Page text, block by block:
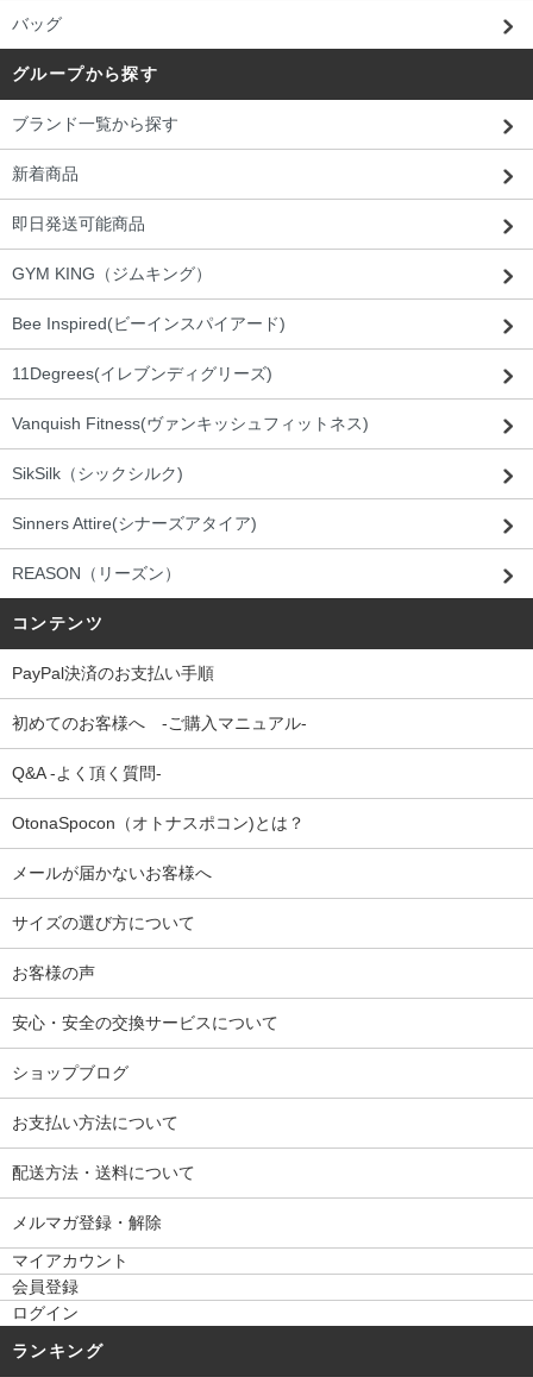
バッグ
グループから探す
ブランド一覧から探す
新着商品
即日発送可能商品
GYM KING（ジムキング）
Bee Inspired(ビーインスパイアード)
11Degrees(イレブンディグリーズ)
Vanquish Fitness(ヴァンキッシュフィットネス)
SikSilk（シックシルク)
Sinners Attire(シナーズアタイア)
REASON（リーズン）
コンテンツ
PayPal決済のお支払い手順
初めてのお客様へ -ご購入マニュアル-
Q&A -よく頂く質問-
OtonaSpocon（オトナスポコン)とは？
メールが届かないお客様へ
サイズの選び方について
お客様の声
安心・安全の交換サービスについて
ショップブログ
お支払い方法について
配送方法・送料について
メルマガ登録・解除
マイアカウント
会員登録
ログイン
ランキング